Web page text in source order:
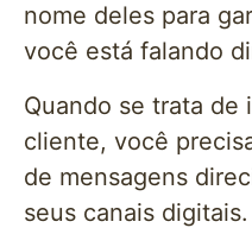
nome deles para
você está falando
Quando se trata de
cliente, você
de mensagens
seus canais